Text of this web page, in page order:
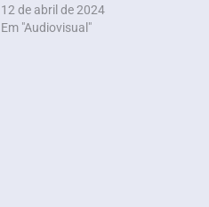
12 de abril de 2024
Em "Audiovisual"